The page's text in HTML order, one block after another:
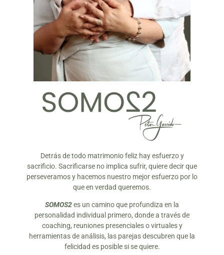
Detrás de todo matrimonio feliz hay esfuerzo y
sacrificio. Sacrificarse no implica sufrir, quiere decir que
perseveramos y hacemos nuestro mejor esfuerzo por lo
que en verdad queremos.
SOMOS2es un camino que profundiza en la
personalidad individual primero, donde a través de
coaching, reuniones presenciales o virtuales y
herramientas de análisis, las parejas descubren que la
felicidad es posible si se quiere.